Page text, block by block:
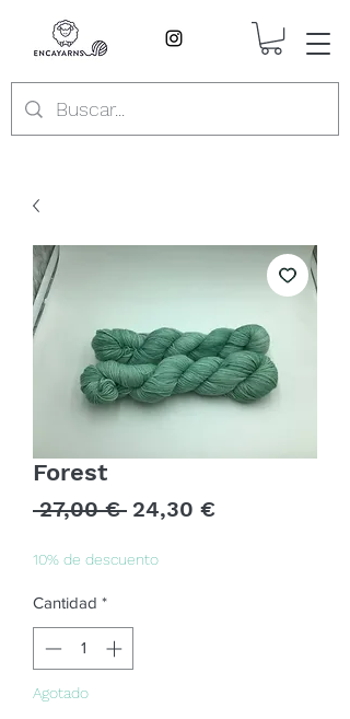
Forest
27,00 € Precio
24,30 €Precio
10% de descuento
Cantidad *
Agotado